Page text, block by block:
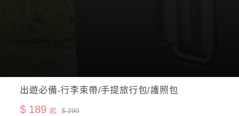
出遊必備-行李束帶/手提旅行包/護照包
$ 189起 $ 290